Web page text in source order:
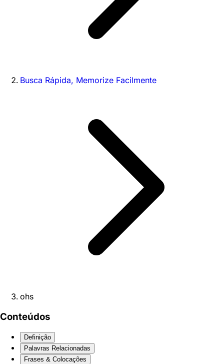
Busca Rápida, Memorize Facilmente
ohs
Conteúdos
Definição
Palavras Relacionadas
Frases & Colocações